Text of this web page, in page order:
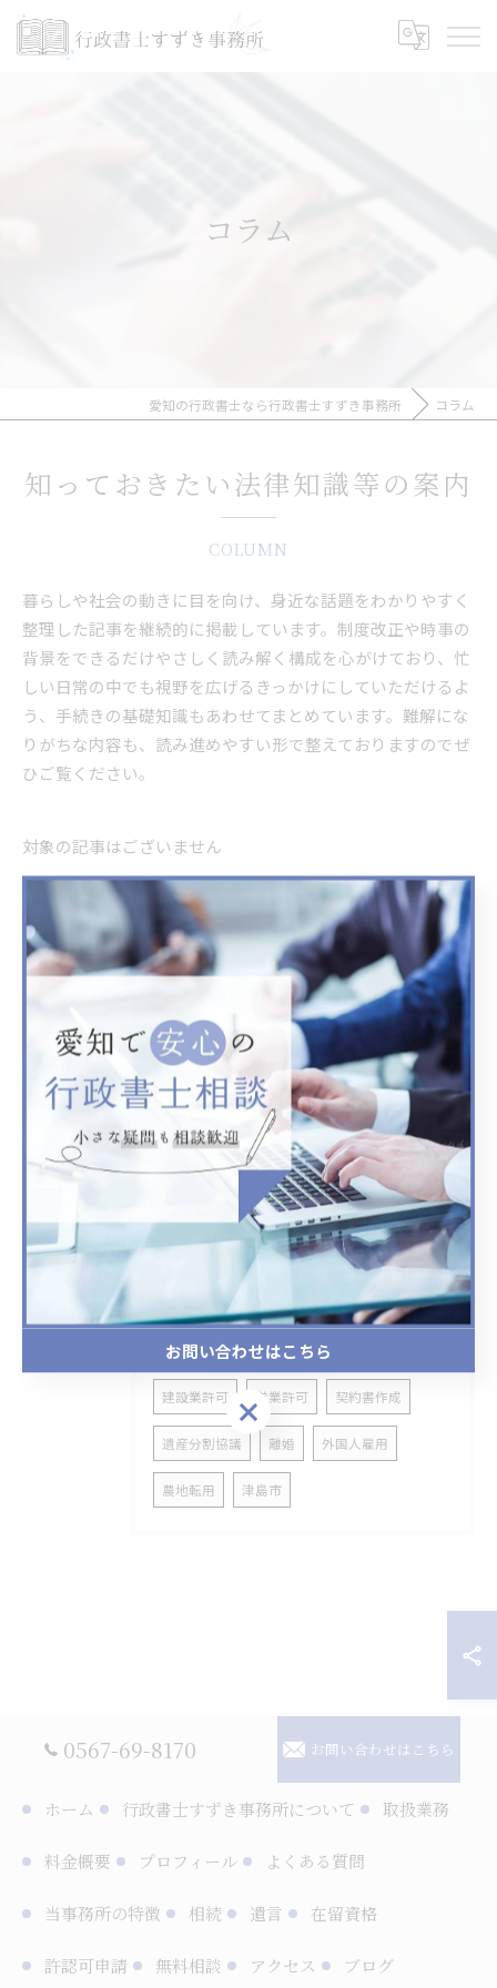
コラム
愛知の行政書士なら行政書士すずき事務所 コラム
知っておきたい法律知識等の案内
COLUMN
暮らしや社会の動きに目を向け、身近な話題をわかりやすく
整理した記事を継続的に掲載しています。制度改正や時事の
背景をできるだけやさしく読み解く構成を心がけており、忙
しい日常の中でも視野を広げるきっかけにしていただけるよ
う、手続きの基礎知識もあわせてまとめています。難解にな
りがちな内容も、読み進めやすい形で整えておりますのでぜ
ひご覧ください。
対象の記事はございません
最近の投稿
Recent
Posts
2026/03/26
行政書士仕事内容を詳しく解説愛知県での現実的なキャリアと年収比較
タグ Tags
仕事内容 わかりやすく 愛知
行政書士 委任状 内容証明
建設業許可 営業許可 契約書作成
遺産分割協議 離婚 外国人雇用
農地転用 津島市
0567-69-8170 お問い合わせはこちら
ホーム 行政書士すずき事務所について 取扱業務
料金概要 プロフィール よくある質問
当事務所の特徴 相続 遺言 在留資格
許認可申請 無料相談 アクセス ブログ
お問い合わせはこちら
お問い合わせはこちら